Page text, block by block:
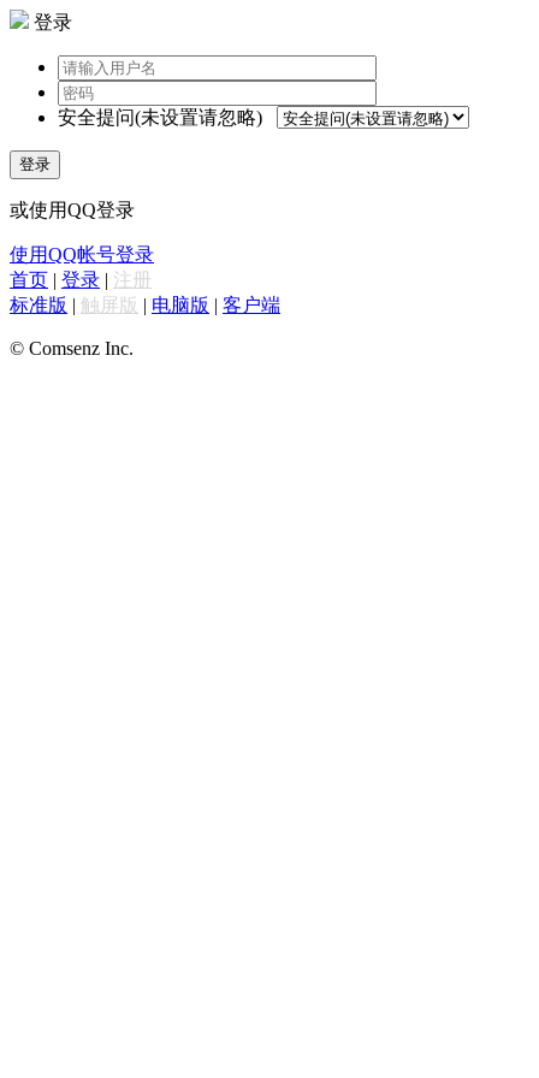
登录
安全提问(未设置请忽略)
登录
或使用QQ登录
使用QQ帐号登录
首页 | 登录 | 注册
标准版 | 触屏版 | 电脑版 | 客户端
© Comsenz Inc.